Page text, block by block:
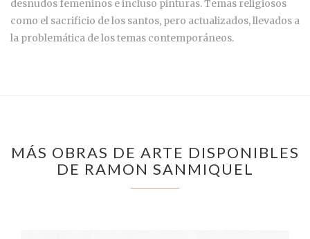
desnudos femeninos e incluso pinturas. Temas religiosos
como el sacrificio de los santos, pero actualizados, llevados a
la problemática de los temas contemporáneos.
MÁS OBRAS DE ARTE DISPONIBLES
DE RAMON SANMIQUEL